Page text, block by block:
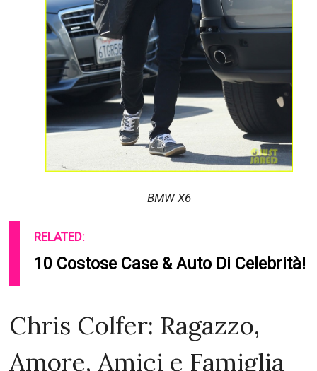
BMW X6
RELATED:
10 Costose Case & Auto Di Celebrità!
Chris Colfer: Ragazzo,
Amore, Amici e Famiglia